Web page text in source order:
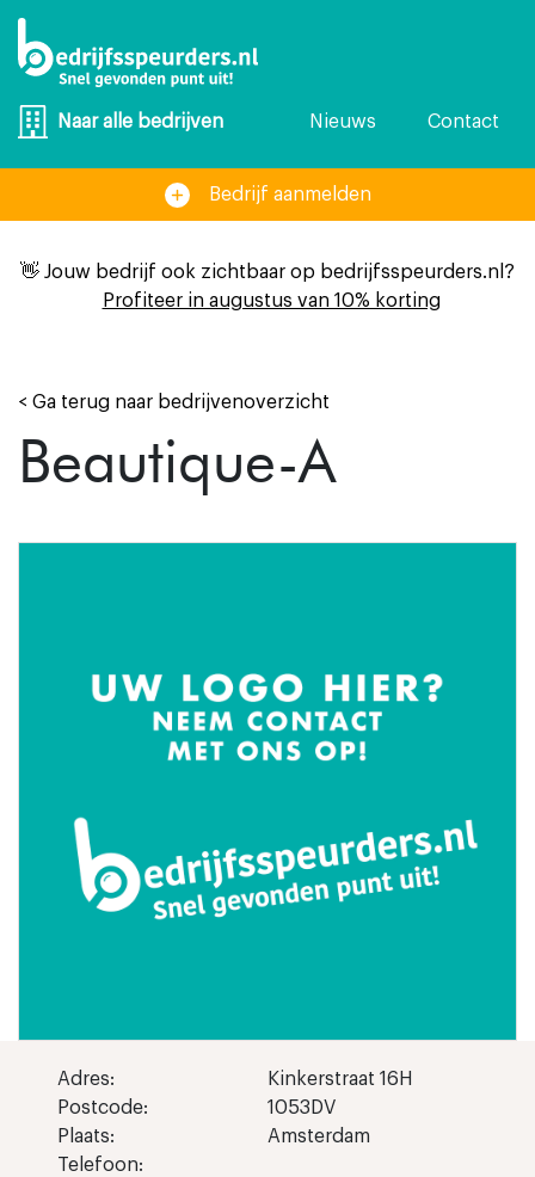
Naar alle bedrijven Nieuws Contact
Bedrijf aanmelden
👋 Jouw bedrijf ook zichtbaar op bedrijfsspeurders.nl?
Profiteer in augustus van 10% korting
< Ga terug naar bedrijvenoverzicht
Beautique-A
Adres:
Kinkerstraat 16H
Postcode:
1053DV
Plaats:
Amsterdam
Telefoon: